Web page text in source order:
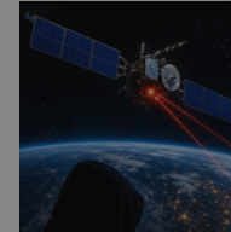
hustší než na Zemi
oblaků se snáší
není to prostředí,
chtěl strávit […]